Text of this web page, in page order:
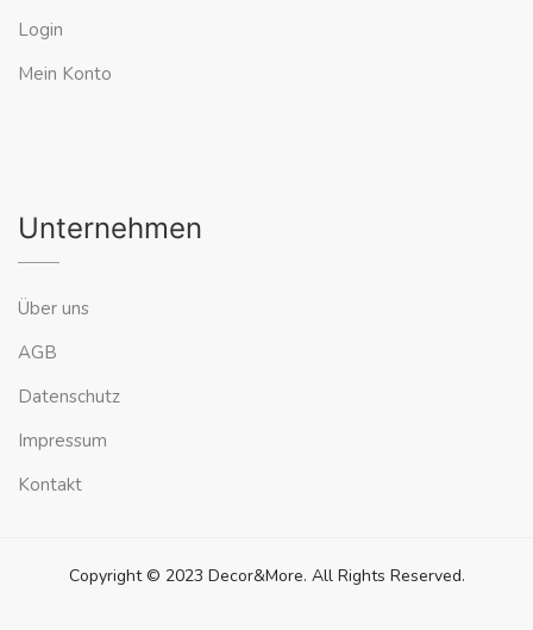
Login
Mein Konto
Unternehmen
Über uns
AGB
Datenschutz
Impressum
Kontakt
Copyright © 2023 Decor&More. All Rights Reserved.